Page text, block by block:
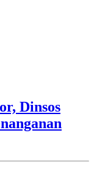
Dinsos